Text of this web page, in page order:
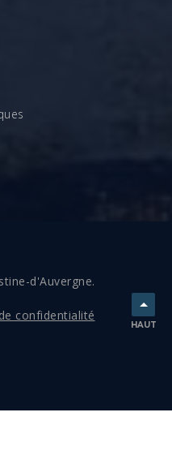
d'Auvergne.
confidentialité
HAUT